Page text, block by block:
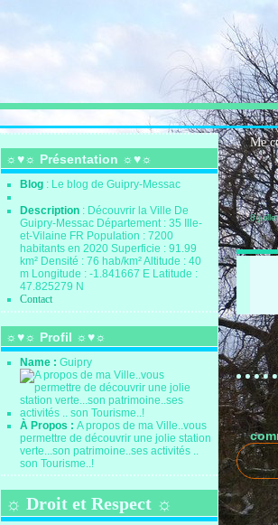
☼♥☼ Présentation ☼♥☼
Blog : Le blog de Guipry-Messac
Description : Découvrir la Ville De
Guipry-Messac Département : 35 Ille-
et-Vilaine FR Population : 7200
habitants en 2020 Superficie : 91.99
km² Densité : 76 hab/km² Altitude : 40
m Longitude : -1.841667 E Latitude :
47.825279 N
Contact
☼♥☼ Profil ☼♥☼
Name :Guipry
À Propos :A propos de ma Ville..vous
permettre de découvrir une jolie station
verte...son patrimoine..ses activités ..
son Tourisme..!
☼ Droit et Respect ☼
Me
8